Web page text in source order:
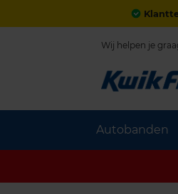
Autobanden
Wij helpen je